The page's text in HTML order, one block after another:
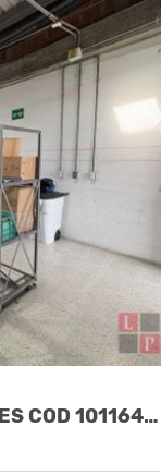
ALQUILER LOCAL ENEA, MANIZALES COD 10116476